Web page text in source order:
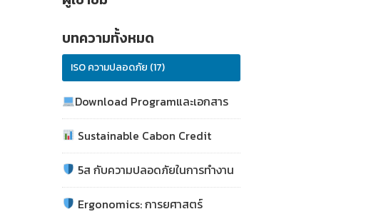
บทความทั้งหมด
ISO ความปลอดภัย (17)
Download Programและเอกสาร
Sustainable Cabon Credit
5ส กับความปลอดภัยในการทำงาน
Ergonomics: การยศาสตร์